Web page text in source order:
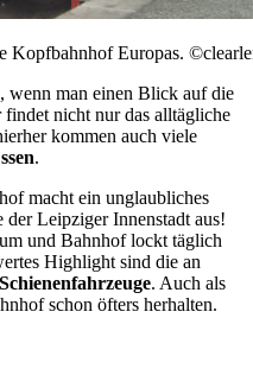
Kopfbahnhof Europas.
wenn man einen Blick auf die
nicht nur das alltägliche
kommen auch viele
.
macht ein unglaubliches
der Leipziger Innenstadt aus!
und Bahnhof lockt täglich
Highlight sind die an
. Auch als
schon öfters herhalten.